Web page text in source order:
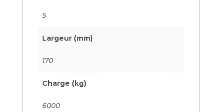
5
Largeur (mm)
170
Charge (kg)
6000